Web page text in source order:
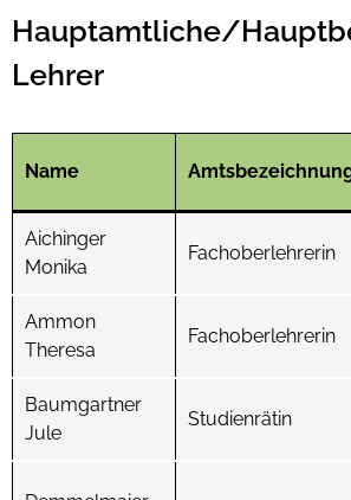
Hauptamtliche/
Lehrer
Name
Aichinger
Monika
Fachoberlehrerin
Ammon
Theresa
Fachoberlehrerin
Baumgartner
Jule
Studienrätin